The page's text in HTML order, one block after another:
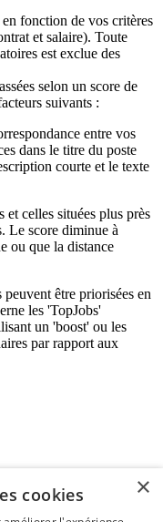
fonction de vos critères
et salaire). Toute
est exclue des
selon un score de
suivants :
entre vos
dans le titre du poste
courte et le texte
celles situées plus près
Le score diminue à
ou que la distance
être priorisées en
les 'TopJobs'
un 'boost' ou les
par rapport aux
×
cookies